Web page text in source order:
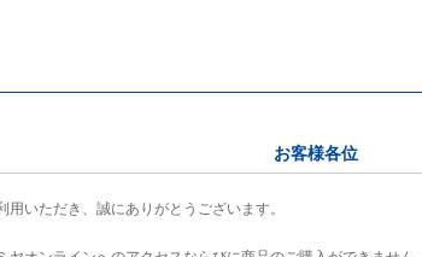
お客様各位
いただき、誠にありがとうございます。